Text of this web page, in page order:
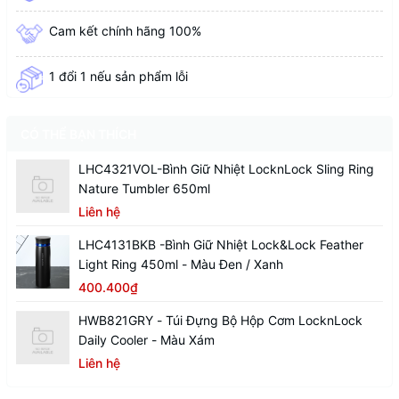
Cam kết chính hãng 100%
1 đổi 1 nếu sản phẩm lỗi
LHC4321VOL-Bình Giữ Nhiệt LocknLock Sling Ring
Nature Tumbler 650ml
Liên hệ
LHC4131BKB -Bình Giữ Nhiệt Lock&Lock Feather
Light Ring 450ml - Màu Đen / Xanh
400.400₫
HWB821GRY - Túi Đựng Bộ Hộp Cơm LocknLock
Daily Cooler - Màu Xám
Liên hệ